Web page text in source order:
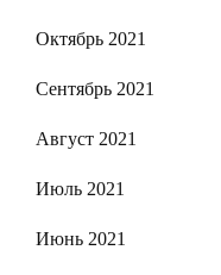
Октябрь 2021
Сентябрь 2021
Август 2021
Июль 2021
Июнь 2021